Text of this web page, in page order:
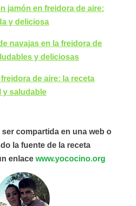
jamón en freidora de aire:
y deliciosa
navajas en la freidora de
y deliciosas
de aire: la receta
y saludable
ser compartida en una web o
la fuente de la receta
enlace www.yococino.org